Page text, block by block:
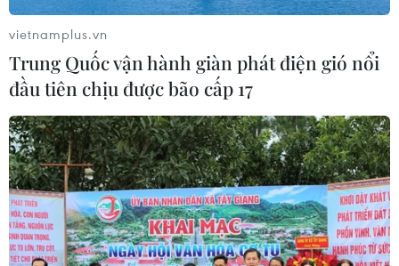
#Nước thải dân sinh
TP. Đà Nẵng
Theo dõi VietnamPlus
vietnamplus.vn
Trung Quốc vận hành giàn phát điện gió nổi
đầu tiên chịu được bão cấp 17